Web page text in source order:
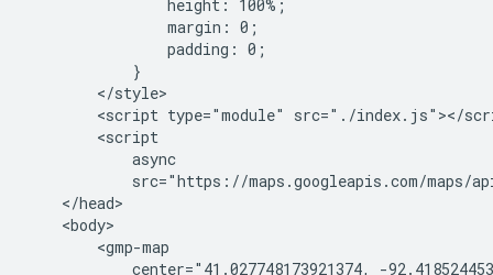
                height: 100%;
                margin: 0;
                padding: 0;
            }
        </style>
<script type="module" src="./index.js"></
        <script
            async
src="https://maps.googleapis.com/maps/
    </head>
    <body>
        <gmp-map
center="41.027748173921374, -